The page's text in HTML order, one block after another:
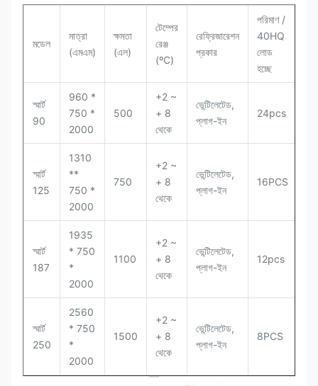
মডেল
মাত্রা
(এমএম)
ক্ষমতা
(এল)
টেম্পের
রেঞ্জ
(ºC)
রেফ্রিজারেশন
প্রকার
পরিমাণ /
40HQ
লোড
হচ্ছে
স্মার্ট
90
960 *
750 *
2000
500
+2 ~
+ 8
থেকে
ভেন্টিলেটেড,
প্লাগ-ইন
24pcs
স্মার্ট
125
1310
**
750 *
2000
750
+2 ~
+ 8
থেকে
ভেন্টিলেটেড,
প্লাগ-ইন
16PCS
স্মার্ট
187
1935
* 750
*
2000
1100
+2 ~
+ 8
থেকে
ভেন্টিলেটেড,
প্লাগ-ইন
12pcs
স্মার্ট
250
2560
* 750
*
2000
1500
+2 ~
+ 8
থেকে
ভেন্টিলেটেড,
প্লাগ-ইন
8PCS